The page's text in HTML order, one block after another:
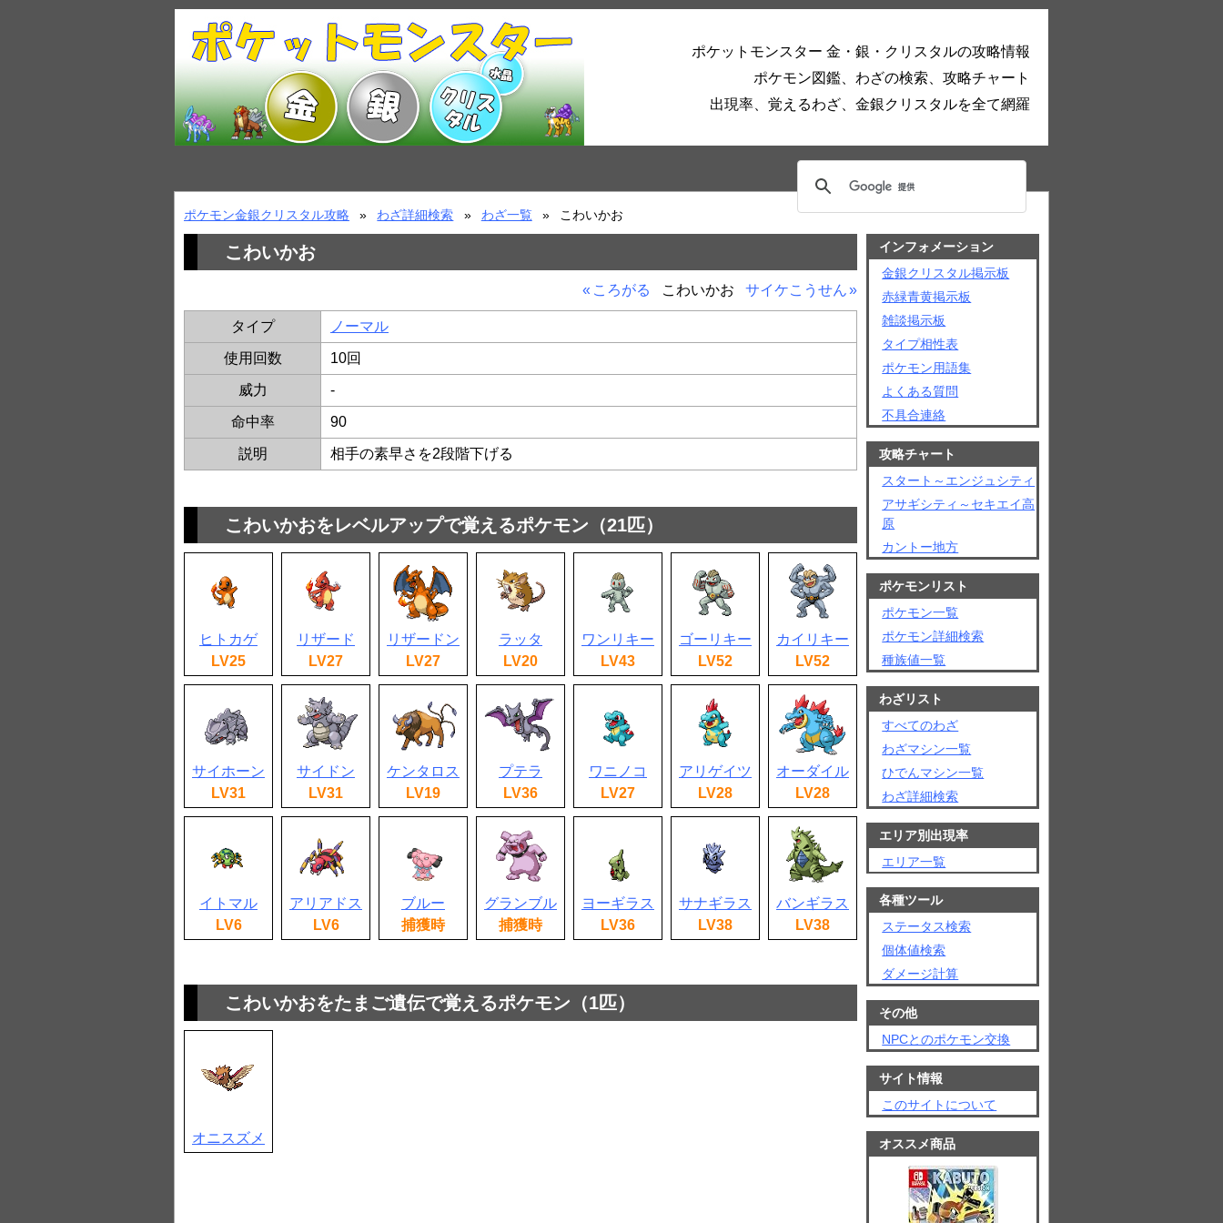
ポケットモンスター 金・銀・クリスタルの攻略情報
ポケモン図鑑、わざの検索、攻略チャート
出現率、覚えるわざ、金銀クリスタルを全て網羅
ポケモン金銀クリスタル攻略 わざ詳細検索 わざ一覧 こわいかお
こわいかお
ころがる こわいかお サイケこうせん
タイプ ノーマル
使用回数 10回
威力 -
命中率 90
説明 相手の素早さを2段階下げる
こわいかおをレベルアップで覚えるポケモン（21匹）
ヒトカゲ
LV25
リザード
LV27
リザードン
LV27
ラッタ
LV20
ワンリキー
LV43
ゴーリキー
LV52
カイリキー
LV52
サイホーン
LV31
サイドン
LV31
ケンタロス
LV19
プテラ
LV36
ワニノコ
LV27
アリゲイツ
LV28
オーダイル
LV28
イトマル
LV6
アリアドス
LV6
ブルー
捕獲時
グランブル
捕獲時
ヨーギラス
LV36
サナギラス
LV38
バンギラス
LV38
こわいかおをたまご遺伝で覚えるポケモン（1匹）
オニスズメ
インフォメーション
金銀クリスタル掲示板
赤緑青黄掲示板
雑談掲示板
タイプ相性表
ポケモン用語集
よくある質問
不具合連絡
攻略チャート
スタート～エンジュシティ
アサギシティ～セキエイ高
原
カントー地方
ポケモンリスト
ポケモン一覧
ポケモン詳細検索
種族値一覧
わざリスト
すべてのわざ
わざマシン一覧
ひでんマシン一覧
わざ詳細検索
エリア別出現率
エリア一覧
各種ツール
ステータス検索
個体値検索
ダメージ計算
その他
NPCとのポケモン交換
サイト情報
このサイトについて
オススメ商品